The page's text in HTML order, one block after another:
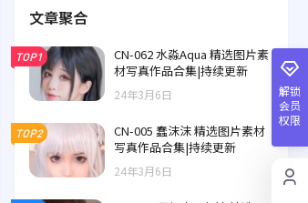
文章聚合
TOP1
CN-062 水淼Aqua 精选图片素
材写真作品合集|持续更新
24年3月6日
TOP2
CN-005 蠢沫沫 精选图片素材
写真作品合集|持续更新
24年3月6日
解锁
会员
权限